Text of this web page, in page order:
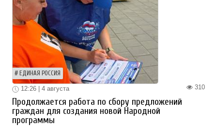
ЕДИНАЯ РОССИЯ
310
12:26 | 4 августа
Продолжается работа по сбору предложений
граждан для создания новой Народной
программы